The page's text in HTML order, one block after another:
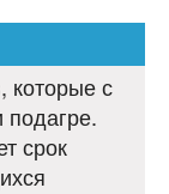
которые с
подагре.
срок